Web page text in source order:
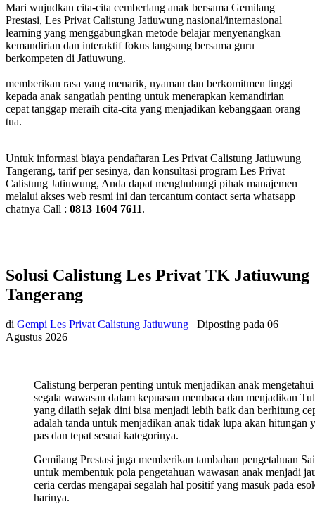
Mari wujudkan cita-cita cemberlang anak bersama Gemilang
Prestasi, Les Privat Calistung Jatiuwung nasional/internasional
learning yang menggabungkan metode belajar menyenangkan
kemandirian dan interaktif fokus langsung bersama guru
berkompeten di Jatiuwung.
memberikan rasa yang menarik, nyaman dan berkomitmen tinggi
kepada anak sangatlah penting untuk menerapkan kemandirian
cepat tanggap meraih cita-cita yang menjadikan kebanggaan orang
tua.
Untuk informasi biaya pendaftaran Les Privat Calistung Jatiuwung
Tangerang, tarif per sesinya, dan konsultasi program Les Privat
Calistung Jatiuwung, Anda dapat menghubungi pihak manajemen
melalui akses web resmi ini dan tercantum contact serta whatsapp
chatnya Call : 0813 1604 7611.
Solusi Calistung Les Privat TK Jatiuwung
Tangerang
di Gempi Les Privat Calistung Jatiuwung Diposting pada 06
Agustus 2026
Calistung berperan penting untuk menjadikan anak mengetahui
segala wawasan dalam kepuasan membaca dan menjadikan
yang dilatih sejak dini bisa menjadi lebih baik dan berhitung
adalah tanda untuk menjadikan anak tidak lupa akan hitungan
pas dan tepat sesuai kategorinya.
Gemilang Prestasi juga memberikan tambahan pengetahuan
untuk membentuk pola pengetahuan wawasan anak menjadi
ceria cerdas mengapai segalah hal positif yang masuk pada
harinya.